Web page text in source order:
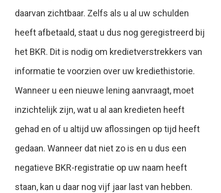
daarvan zichtbaar. Zelfs als u al uw schulden
heeft afbetaald, staat u dus nog geregistreerd bij
het BKR. Dit is nodig om kredietverstrekkers van
informatie te voorzien over uw krediethistorie.
Wanneer u een nieuwe lening aanvraagt, moet
inzichtelijk zijn, wat u al aan kredieten heeft
gehad en of u altijd uw aflossingen op tijd heeft
gedaan. Wanneer dat niet zo is en u dus een
negatieve BKR-registratie op uw naam heeft
staan, kan u daar nog vijf jaar last van hebben.